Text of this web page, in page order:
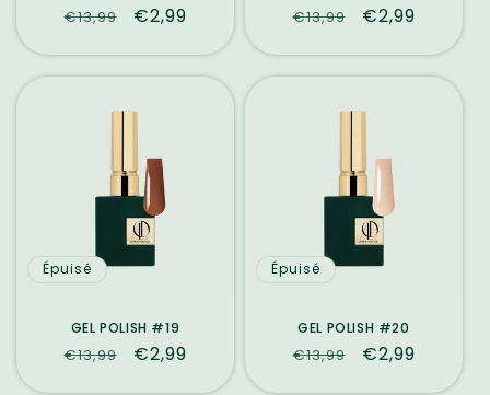
Prix
€13,99
Prix
promotionnel
€2,99
Prix
€13,99
Prix
€2,99
Épuisé
GEL POLISH #19
Prix
€13,99
Prix
promotionnel
€2,99
Épuisé
GEL POLISH #20
Prix
€13,99
Prix
€2,99